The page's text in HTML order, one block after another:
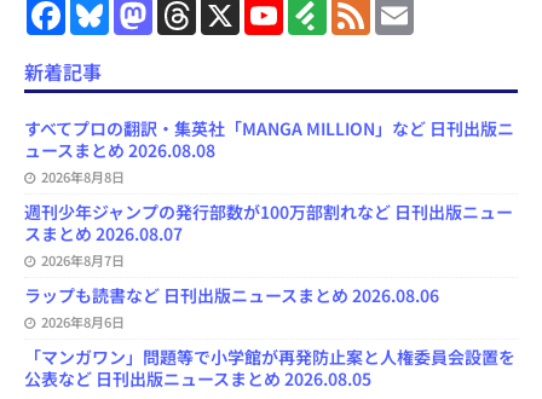
F
a
e
b
o
k
B
s
y
M
a
o
o
n
T
h
a
s
X
Y
o
u
e
C
n
n
F
e
l
F
e
l
新着記事
すべてプロの翻訳・集英社「MANGA MILLION」など 日刊出版ニ
ュースまとめ 2026.08.08
2026年8月8日
週刊少年ジャンプの発行部数が100万部割れなど 日刊出版ニュー
スまとめ 2026.08.07
2026年8月7日
ラップも読書など 日刊出版ニュースまとめ 2026.08.06
2026年8月6日
「マンガワン」問題等で小学館が再発防止案と人権委員会設置を
公表など 日刊出版ニュースまとめ 2026.08.05